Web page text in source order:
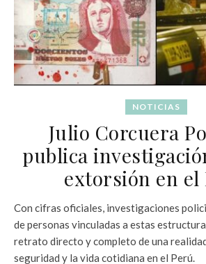
NOTICIAS
Julio Corcuera
publica
extorsión en el
Con cifras oficiales, investigaciones
de personas vinculadas a estas
retrato directo y completo de una
seguridad y la vida cotidiana en el Perú.